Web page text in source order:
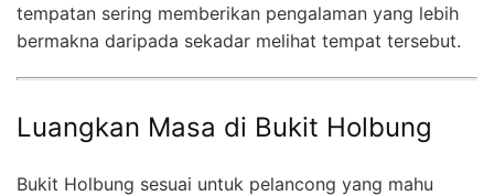
tempatan sering memberikan pengalaman yang lebih
bermakna daripada sekadar melihat tempat tersebut.
Luangkan Masa di Bukit Holbung
Bukit Holbung sesuai untuk pelancong yang mahu